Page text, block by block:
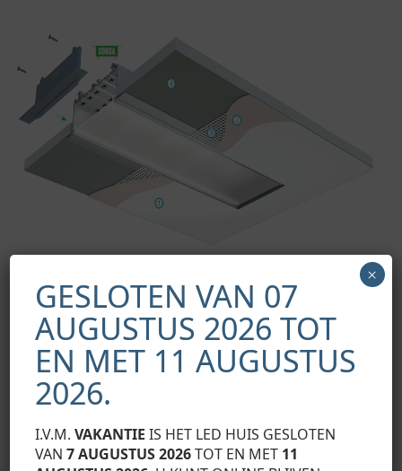
Presentatie van montagefasen met behulp van het SORGA-
profiel in directe constructie [1. verf, 2. gips, 3. gaas, 4.
GESLOTEN VAN 07
AUGUSTUS 2026 TOT
EN MET 11 AUGUSTUS
2026.
I.V.M.VAKANTIE IS HET LED HUIS GESLOTEN
VAN7 AUGUSTUS 2026TOT EN MET 11
×